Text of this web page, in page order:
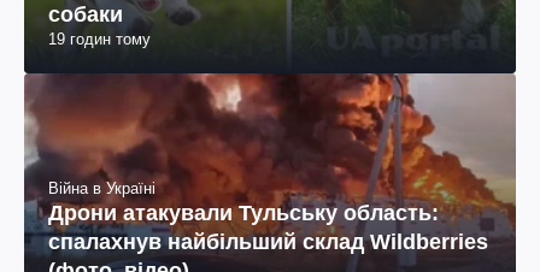
собаки
19 годин тому
Війна в Україні
Дрони атакували Тульську область:
спалахнув найбільший склад Wildberries